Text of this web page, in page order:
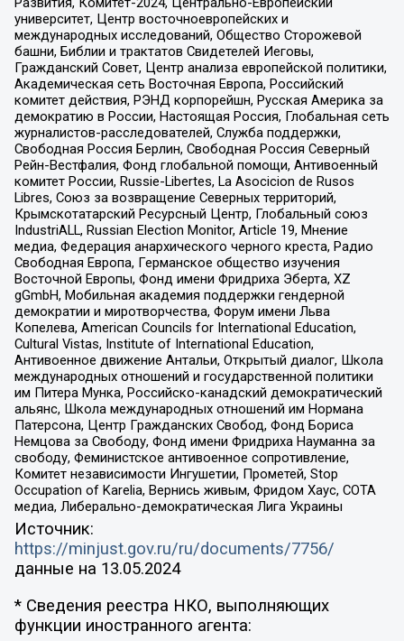
университет, Центр восточноевропейских и
международных исследований, Общество Сторожевой
башни, Библии и трактатов Свидетелей Иеговы,
Гражданский Совет, Центр анализа европейской политики,
Академическая сеть Восточная Европа, Российский
комитет действия, РЭНД корпорейшн, Русская Америка за
демократию в России, Настоящая Россия, Глобальная сеть
журналистов-расследователей, Служба поддержки,
Свободная Россия Берлин, Свободная Россия Северный
Рейн-Вестфалия, Фонд глобальной помощи, Антивоенный
комитет России, Russie-Libertes, La Asocicion de Rusos
Libres, Союз за возвращение Северных территорий,
Крымскотатарский Ресурсный Центр, Глобальный союз
IndustriALL, Russian Election Monitor, Article 19, Мнение
медиа, Федерация анархического черного креста, Радио
Свободная Европа, Германское общество изучения
Восточной Европы, Фонд имени Фридриха Эберта, XZ
gGmbH, Мобильная академия поддержки гендерной
демократии и миротворчества, Форум имени Льва
Копелева, American Councils for International Education,
Cultural Vistas, Institute of International Education,
Антивоенное движение Антальи, Открытый диалог, Школа
международных отношений и государственной политики
им Питера Мунка, Российско-канадский демократический
альянс, Школа международных отношений им Нормана
Патерсона, Центр Гражданских Свобод, Фонд Бориса
Немцова за Свободу, Фонд имени Фридриха Науманна за
свободу, Феминистское антивоенное сопротивление,
Комитет независимости Ингушетии, Прометей, Stop
Occupation of Karelia, Вернись живым, Фридом Хаус, СОТА
медиа, Либерально-демократическая Лига Украины
Источник:
https://minjust.gov.ru/ru/documents/7756/
данные на 13.05.2024
* Сведения реестра НКО, выполняющих
функции иностранного агента: